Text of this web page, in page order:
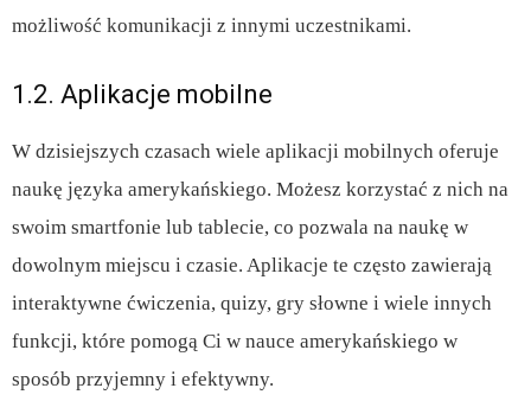
możliwość komunikacji z innymi uczestnikami.
1.2. Aplikacje mobilne
W dzisiejszych czasach wiele aplikacji mobilnych oferuje
naukę języka amerykańskiego. Możesz korzystać z nich na
swoim smartfonie lub tablecie, co pozwala na naukę w
dowolnym miejscu i czasie. Aplikacje te często zawierają
interaktywne ćwiczenia, quizy, gry słowne i wiele innych
funkcji, które pomogą Ci w nauce amerykańskiego w
sposób przyjemny i efektywny.